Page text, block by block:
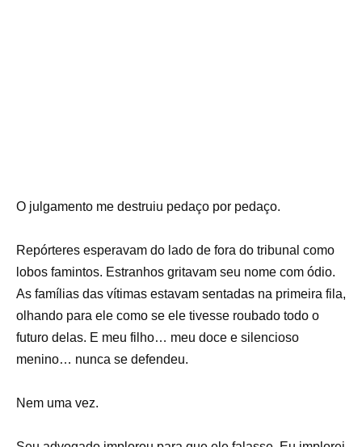
O julgamento me destruiu pedaço por pedaço.
Repórteres esperavam do lado de fora do tribunal como
lobos famintos. Estranhos gritavam seu nome com ódio.
As famílias das vítimas estavam sentadas na primeira fila,
olhando para ele como se ele tivesse roubado todo o
futuro delas. E meu filho… meu doce e silencioso
menino… nunca se defendeu.
Nem uma vez.